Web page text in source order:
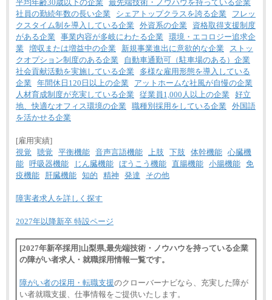
平均年齢30歳以下の企業 最先端技術・ノウハウを持っている企業
社員の勤続年数の長い企業
シェアトップクラスを誇る企業
フレッ
クスタイム制を導入している企業 外資系の企業
資格取得支援制度
がある企業 事業内容が多岐にわたる企業 環境・エコロジー追求企
業 増収または増益中の企業 新規事業進出に意欲的な企業
ストッ
クオプション制度のある企業
自動車通勤可（駐車場のある）企業
社会貢献活動を実施している企業
多様な雇用形態を導入している
企業 年間休日120日以上の企業
アットホームな社風が自慢の企業
人材育成制度が充実している企業 従業員1,000人以上の企業 好立
地、快適なオフィス環境の企業 職種別採用をしている企業 外国語
を活かせる企業
[雇用実績]
視覚
聴覚 平衡機能 音声言語機能 上肢 下肢 体幹機能 心臓機
能 呼吸器機能 じん臓機能 ぼうこう機能 直腸機能 小腸機能 免
疫機能
肝臓機能 知的 精神 発達 その他
障害者求人を詳しく探す
2027年以降新卒 特設ページ
[2027年新卒採用]山梨県,最先端技術・ノウハウを持っている企業
の障がい者求人・就職採用情報一覧です。
障がい者の採用・転職支援のクローバーナビなら、充実した障が
い者就職支援、仕事情報をご提供いたします。